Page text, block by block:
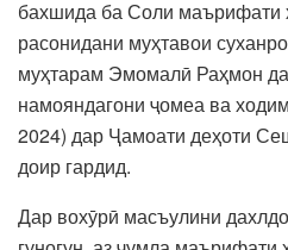
бахшида ба Соли маърифати
расонидани муҳтавои
муҳтарам Эмомалӣ Раҳмон
намояндагони ҷомеа ва
2024) дар Ҷамоати деҳоти
доир гардид.
Дар вохӯрӣ масъулини